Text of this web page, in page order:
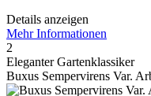
Details anzeigen
Mehr Informationen
2
Eleganter Gartenklassiker
Buxus Sempervirens Var.